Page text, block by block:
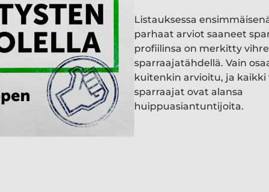
Listauksessa
parhaat arviot saaneet
profiilinsa on merkitty
sparraajatähdellä. Vain
kuitenkin arvioitu, ja
sparraajat ovat alansa
huippuasiantuntijoita.